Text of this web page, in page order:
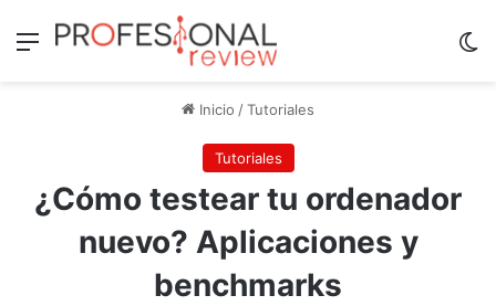
Menú
Inicio /Tutoriales
Tutoriales
¿Cómo testear tu ordenador
nuevo? Aplicaciones y
benchmarks